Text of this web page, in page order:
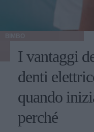
I vantaggi
denti
quando
perché